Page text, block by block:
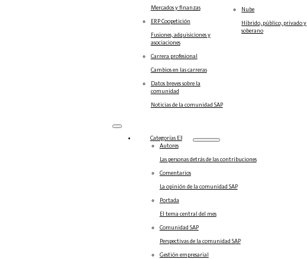
Mercados y finanzas
ERP Coopetición
Fusiones, adquisiciones y
asociaciones
Carrera profesional
Cambios en las carreras
Datos breves sobre la
comunidad
Noticias de la comunidad SAP
Nube
Híbrido, público, privado y
soberano
Categorías E3
Autores
Las personas detrás de las contribuciones
Comentarios
La opinión de la comunidad SAP
Portada
El tema central del mes
Comunidad SAP
Perspectivas de la comunidad SAP
Gestión empresarial